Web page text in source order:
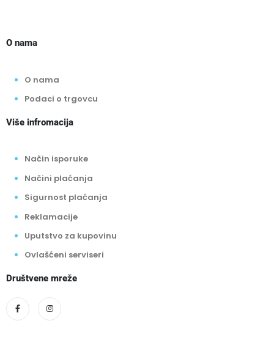
O nama
O nama
Podaci o trgovcu
Više infromacija
Način isporuke
Načini plaćanja
Sigurnost plaćanja
Reklamacije
Uputstvo za kupovinu
Ovlašćeni serviseri
Društvene mreže